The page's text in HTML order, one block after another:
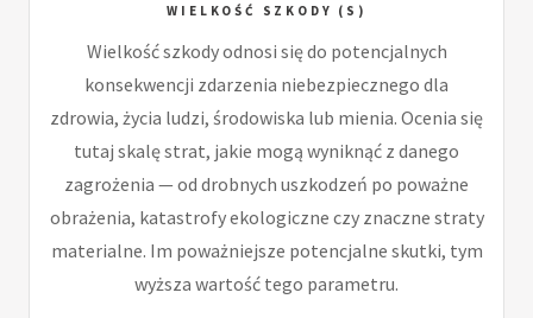
WIELKOŚĆ SZKODY (S)
Wielkość szkody odnosi się do potencjalnych
konsekwencji zdarzenia niebezpiecznego dla
zdrowia, życia ludzi, środowiska lub mienia. Ocenia się
tutaj skalę strat, jakie mogą wyniknąć z danego
zagrożenia — od drobnych uszkodzeń po poważne
obrażenia, katastrofy ekologiczne czy znaczne straty
materialne. Im poważniejsze potencjalne skutki, tym
wyższa wartość tego parametru.